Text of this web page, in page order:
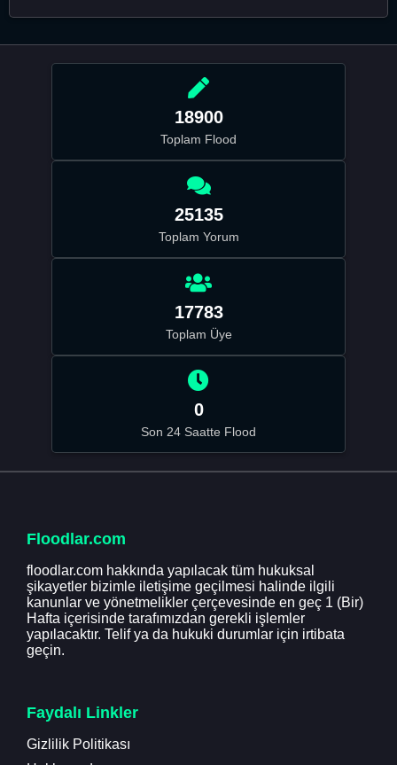
18900
Toplam Flood
25135
Toplam Yorum
17783
Toplam Üye
0
Son 24 Saatte Flood
Floodlar.com
floodlar.com hakkında yapılacak tüm hukuksal
şikayetler bizimle iletişime geçilmesi halinde ilgili
kanunlar ve yönetmelikler çerçevesinde en geç 1 (Bir)
Hafta içerisinde tarafımızdan gerekli işlemler
yapılacaktır. Telif ya da hukuki durumlar için irtibata
geçin.
Faydalı Linkler
Gizlilik Politikası